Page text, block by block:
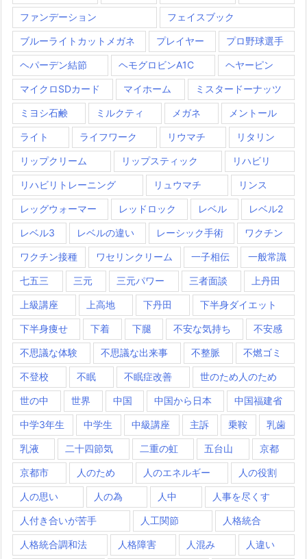
ファンデーション フェイスブック
ブルーライトカットメガネ プレイヤー プロ野球選手
ヘパーデン結節 ヘモグロビンA1C ヘヤーピン
マイクロSDカード マイホーム ミスタードーナッツ
ミヨシ石鹸 ミルクティ メガネ メントール
ライト ライフワーク リウマチ リタリン
リップクリーム リップスティック リハビリ
リハビリトレーニング リュウマチ リンス
レッグウォーマー レッドロック レベル レベル2
レベル3 レベルの違い レーシック手術 ワクチン
ワクチン接種 ワセリンクリーム 一子相伝 一般常識
七五三 三元 三元パワー 三者面談 上丹田
上級講座 上高地 下丹田 下半身ダイエット
下半身痩せ 下着 下腿 不安な気持ち 不安感
不思議な体験 不思議な出来事 不整脈 不燃ゴミ
不登校 不眠 不眠症改善 世のため人のため
世の中 世界 中国 中国から日本 中国福建省
中学3年生 中学生 中級講座 主訴 乗鞍 乳歯
乳液 二十四節気 二重の虹 五台山 京都
京都市 人のため 人のエネルギー 人の役割
人の思い 人の為 人中 人事を尽くす
人付き合いが苦手 人工関節 人格統合
人格統合調和法 人格障害 人混み 人違い